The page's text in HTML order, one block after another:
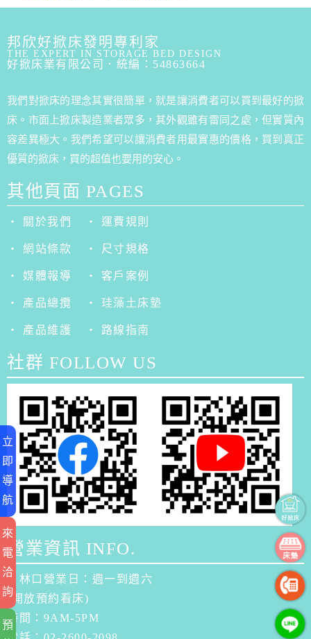
邦欣好掀床發明專利家
THE EXPERT IN STORAGE BED DESIGN
好掀床業有限公司．統編：54863664
我們對掀床的理念其實很簡單，就是讓消費者可以買到最好的掀
床。市面上掀床製造業者眾多，其外觀雖有雷同之處，但實質內
容差異極大。我們希望可以讓消費者用最實惠的價格，買到真正
優質的掀床，買的超值也要用的安心。
其他頁面 PAGES
‧ 關於我們 ‧ 運費規則
‧ 網站條款 ‧ 尺寸規格
‧ 媒體報導 ‧ 客戶案例
‧ 產品總攬 ‧ 珪藻土床墊
‧ 產品維護 ‧ 路線指南
社群 FOLLOW US
營業資訊 INFO.
．林口營業日：週一到週六
(開放預約看床)
時間：9AM-5PM
立
即
導
航
來
電
洽
詢
預